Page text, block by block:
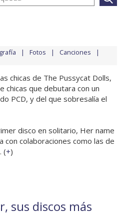
Fotos Canciones
chicas de The Pussycat Dolls,
chicas que debutara con un
PCD, y del que sobresalía el
disco en solitario, Her name
con colaboraciones como las de
(+)
sus discos más